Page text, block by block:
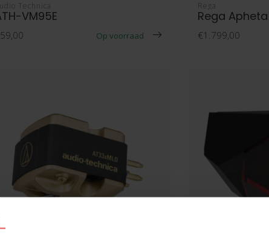
Technica
VM95E
Op voorraad
Rega
Rega
€1.799,00